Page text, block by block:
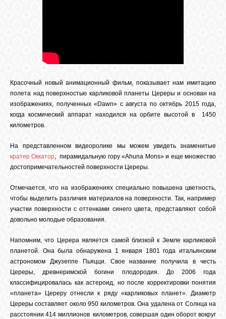
Красочный новый анимационный фильм, показывает нам имитацию
полета над поверхностью карликовой планеты Цереры и основан на
изображениях, полученных «Dawn» с августа по октябрь 2015 года,
когда космический аппарат находился на орбите высотой в 1450
километров.
На представленном видеоролике мы можем увидеть знаменитые
кратер Оккатор, пирамидальную гору «Ahuna Mons» и еще множество
достопримечательностей поверхности Цереры.
Отмечается, что на изображениях специально повышена цветность,
чтобы выделить различия материалов на поверхности. Так, например
участки поверхности с оттенками синего цвета, представляют собой
довольно молодые образования.
Напомним, что Церера является самой близкой к Земле карликовой
планетой. Она была обнаружена 1 января 1801 года итальянским
астрономом Джузеппе Пьяцци. Свое название получила в честь
Цереры, древнеримской богини плодородия. До 2006 года
классифицировалась как астероид, но после корректировки понятия
«планета» Цереру отнесли к ряду «карликовых планет». Диаметр
Цереры составляет около 950 километров. Она удалена от Солнца на
расстоянии 414 миллионов километров, совершая один оборот вокруг